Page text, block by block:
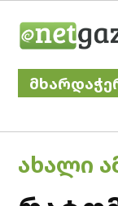
POSTED
IN
ᲐᲮᲐᲚᲘ